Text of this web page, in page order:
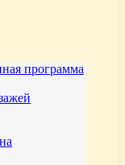
программа